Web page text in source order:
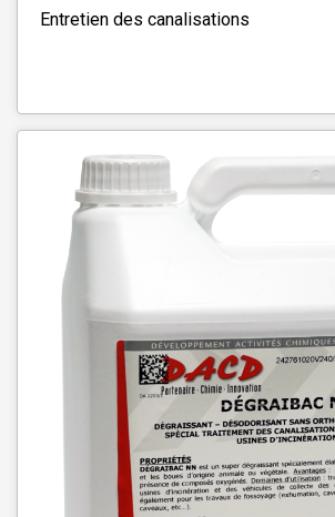
Entretien des canalisations